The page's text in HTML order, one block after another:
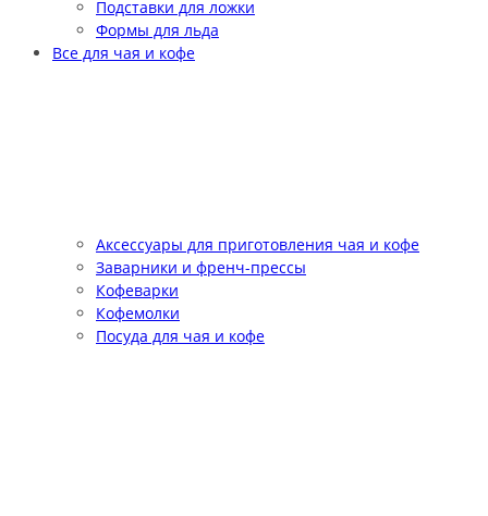
Подставки для ложки
Формы для льда
Все для чая и кофе
Аксессуары для приготовления чая и кофе
Заварники и френч-прессы
Кофеварки
Кофемолки
Посуда для чая и кофе